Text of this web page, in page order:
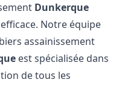
Dunkerque
Notre équipe
assainissement
est spécialisée dans
de tous les